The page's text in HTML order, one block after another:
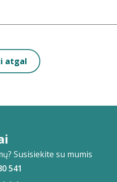
atgal
Susisiekite su mumis
541